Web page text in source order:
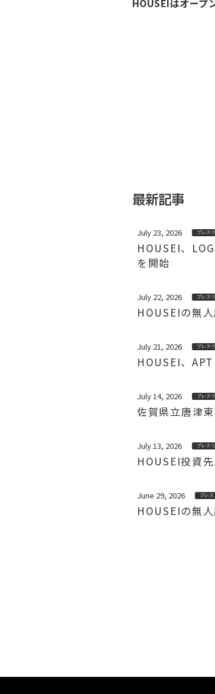
HOUSEIはオープ
最新記事
July 23, 2026 プレス
HOUSEI、
を開始
July 22, 2026 プレス
HOUSEIの無
July 21, 2026 プレス
HOUSEI、
July 14, 2026 プレス
佐賀県立唐津
July 13, 2026 プレス
HOUSEI投資
June 29, 2026 プレス
HOUSEIの無